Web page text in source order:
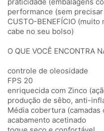
performance (sem
CUSTO-BENEFÍCIO
cabe no seu bolso)
O QUE VOCÊ ENCONTRA
controle de oleosidade
FPS 20
enriquecida com Zinco
produção de sêbo, anti-
Média cobertura (camadas
acabamento acetinado